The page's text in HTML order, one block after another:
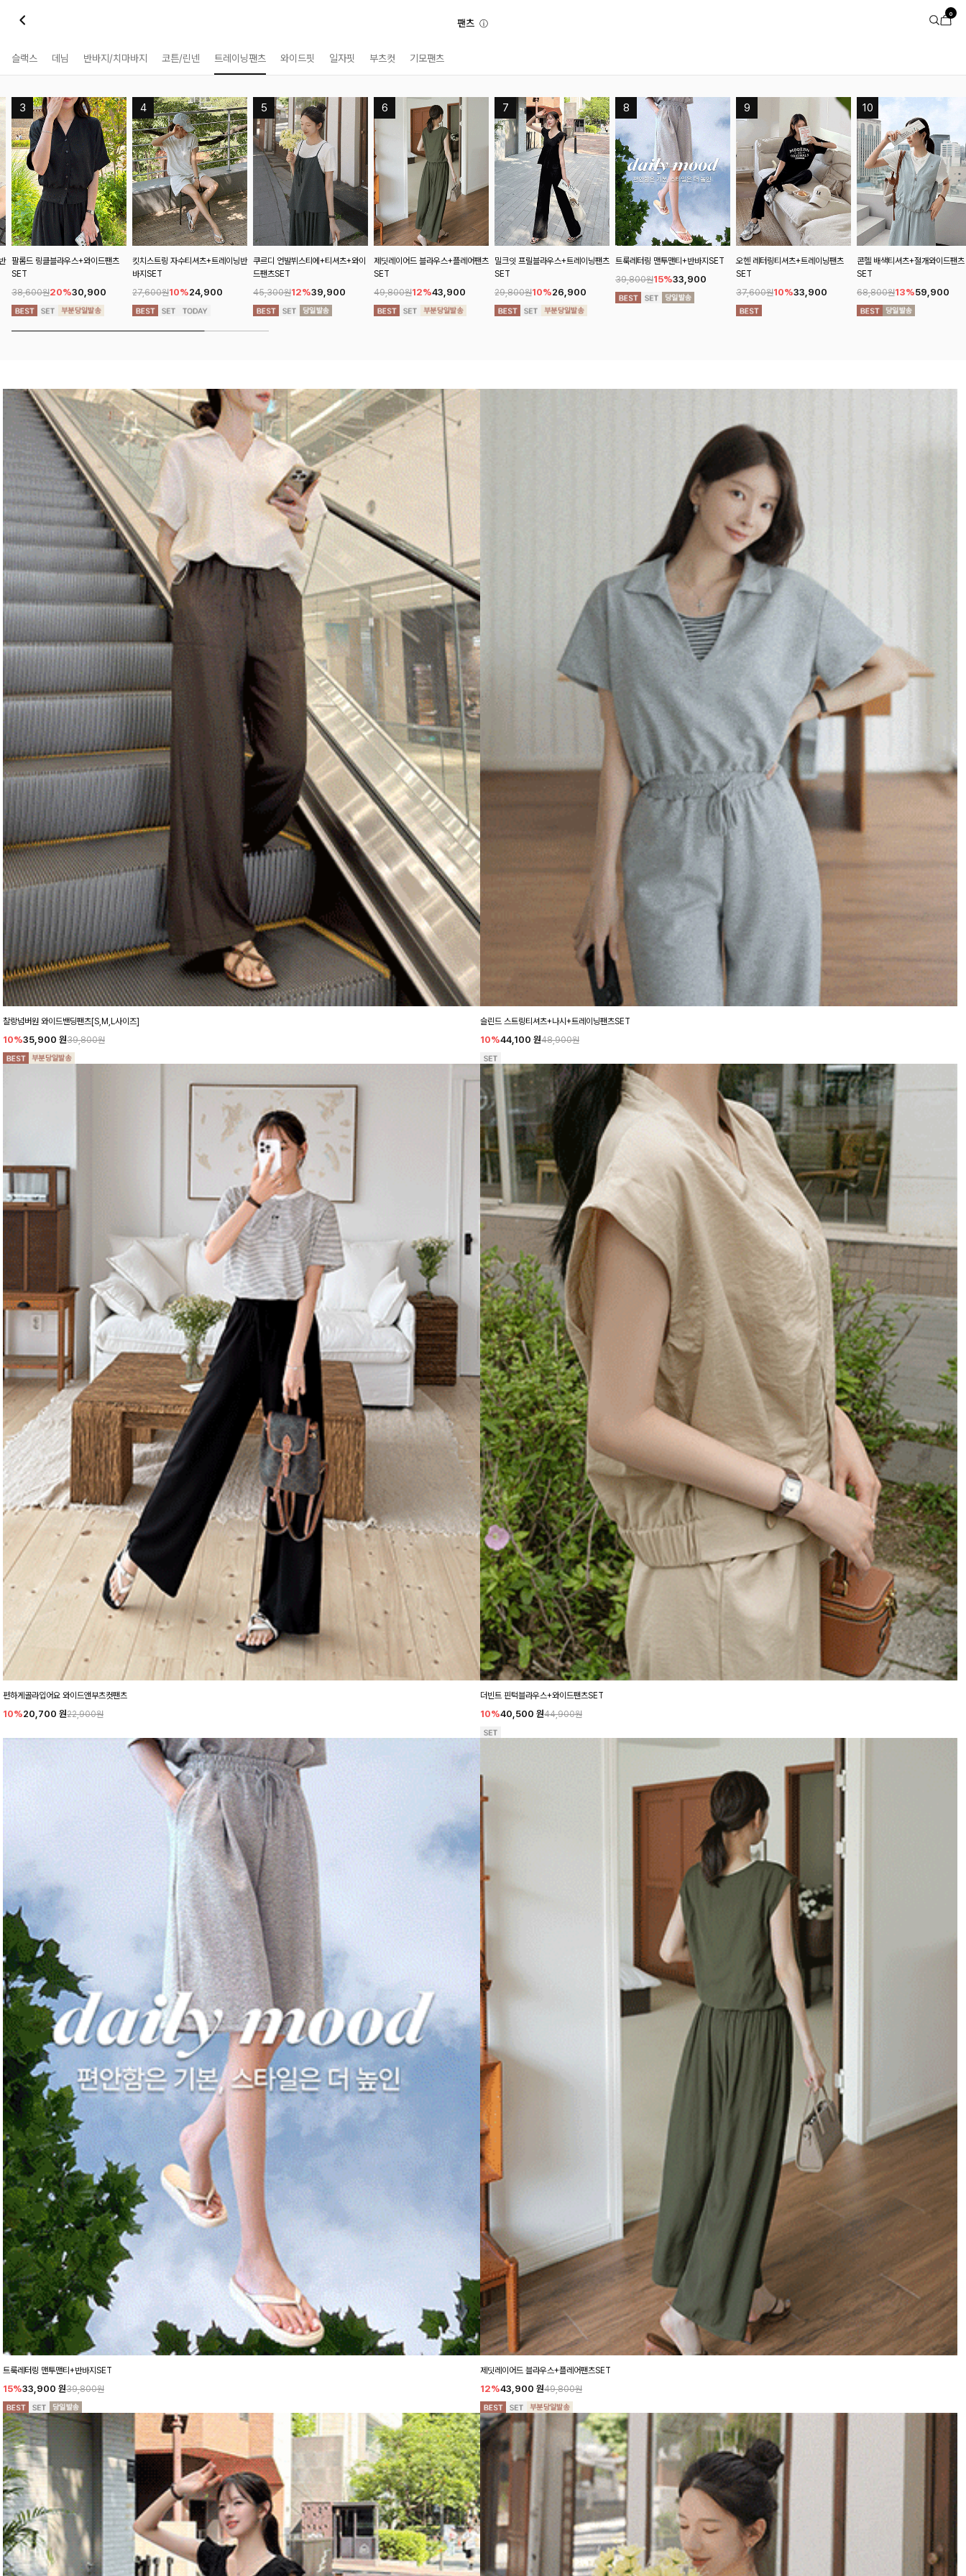
팬츠 ⓘ
0
슬랙스 데님 반바지/치마바지 코튼/린넨 트레이닝팬츠 와이드핏 일자핏 부츠컷 기모팬츠
팔롬드 링클블라우스+와이드팬츠
SET
38,600원20%30,900
킷치스트링 자수티셔츠+트레이닝반
바지SET
27,600원10%24,900
쿠르디 언발뷔스티에+티셔츠+와이
드팬츠SET
45,300원12%39,900
제딧레이어드 블라우스+플레어팬츠
SET
49,800원12%43,900
밀크잇 프릴블라우스+트레이닝팬츠
SET
29,800원10%26,900
트룩레터링 맨투맨티+반바지SET
39,800원15%33,900
오헨 레터링티셔츠+트레이닝팬츠
SET
37,600원10%33,900
콘헬 배색티셔츠+절개와이드팬츠
SET
68,800원13%59,900
찰랑넘버원 와이드밴딩팬츠[S,M,L사이즈]
10%35,900 원39,800원
슬린드 스트링티셔츠+나시+트레이닝팬츠SET
10%44,100 원48,900원
편하게골라입어요 와이드앤부츠컷팬츠
10%20,700 원22,900원
더빈트 핀턱블라우스+와이드팬츠SET
10%40,500 원44,900원
트룩레터링 맨투맨티+반바지SET
15%33,900 원39,800원
제딧레이어드 블라우스+플레어팬츠SET
12%43,900 원49,800원